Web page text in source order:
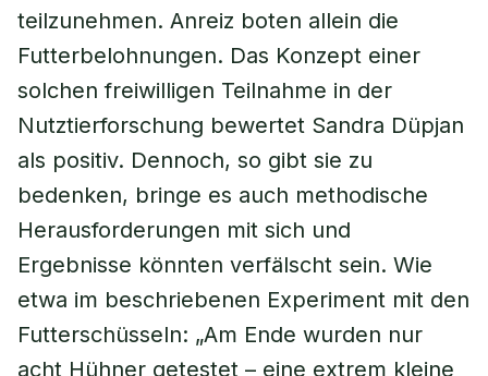
teilzunehmen. Anreiz boten allein die
Futterbelohnungen. Das Konzept einer
solchen freiwilligen Teilnahme in der
Nutztierforschung bewertet Sandra Düpjan
als positiv. Dennoch, so gibt sie zu
bedenken, bringe es auch methodische
Herausforderungen mit sich und
Ergebnisse könnten verfälscht sein. Wie
etwa im beschriebenen Experiment mit den
Futterschüsseln: „Am Ende wurden nur
acht Hühner getestet – eine extrem kleine